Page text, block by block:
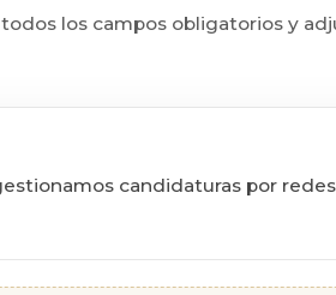
los campos obligatorios y
candidaturas por